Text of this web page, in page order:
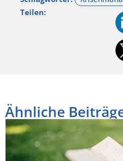
Teilen:
Ähnliche